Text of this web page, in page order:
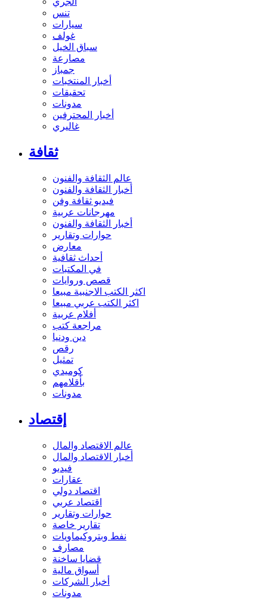
تنس
سيارات
غولف
سباق الخيل
مصارعة
جمباز
أخبار المنتخبات
تحقيقات
مدونات
أخبار المحترفين
غاليري
ثقافة
عالم الثقافة والفنون
أخبار الثقافة والفنون
فيديو ثقافة وفن
مهرجانات عربية
أخبار الثقافة والفنون
حوارات وتقارير
معارض
أحداث ثقافية
في المكتبات
قصص وروايات
اكثر الكتب الاجنبية مبيعا
اكثر الكتب عربي مبيعا
أفلام عربية
مراجعة كتب
دين ودنيا
رقص
تمثيل
كوميدي
بأقلامهم
مدونات
إقتصاد
عالم الاقتصاد والمال
أخبار الاقتصاد والمال
فيديو
عقارات
اقتصاد دولي
اقتصاد عربي
حوارات وتقارير
تقارير خاصة
نفط وبتروكيماويات
مصارف
قضايا ساخنة
أسواق مالية
أخبار الشركات
مدونات